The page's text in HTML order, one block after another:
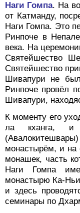
Наги Гомпа. На
от Катманду,
Наги Гомпа. Это
Ринпоче в
века. На
Святейшество
Святейшество
Шивапури не
Ринпоче провёл
Шивапури,
К моменту его
ла кханга, и
монастырём, и на
монашек, часть
Наги Гомпа
монастырю Ка-
и здесь
семинары по